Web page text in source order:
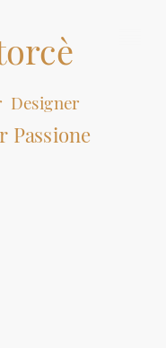
Designer
Passione